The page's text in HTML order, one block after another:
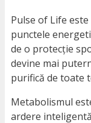
Pulse of Life
punctele
de o protecție
devine mai
purifică de toate
Metabolismul
ardere